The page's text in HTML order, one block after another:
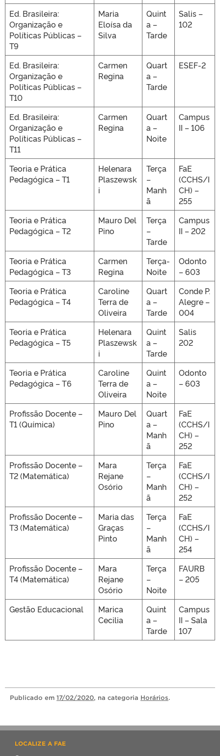
Ed. Brasileira:
Organização e
Políticas Públicas –
T9
Maria
Eloísa da
Silva
Quint
a –
Tarde
Salis –
102
Ed. Brasileira:
Organização e
Políticas Públicas –
T10
Carmen
Regina
Quart
a –
Tarde
ESEF-2
Ed. Brasileira:
Organização e
Políticas Públicas –
T11
Carmen
Regina
Quart
a –
Noite
Campus
II – 106
Teoria e Prática
Pedagógica – T1
Helenara
Plaszewsk
i
Terça
–
Manh
ã
FaE
(CCHS/I
CH) –
255
Teoria e Prática
Pedagógica – T2
Mauro Del
Pino
Terça
–
Tarde
Campus
II – 202
Teoria e Prática
Pedagógica – T3
Carmen
Regina
Terça-
Noite
Odonto
– 603
Teoria e Prática
Pedagógica – T4
Caroline
Terra de
Oliveira
Quart
a –
Tarde
Conde P.
Alegre –
004
Teoria e Prática
Pedagógica – T5
Helenara
Plaszewsk
i
Quint
a –
Tarde
Salis
202
Teoria e Prática
Pedagógica – T6
Caroline
Terra de
Oliveira
Quint
a –
Noite
Odonto
– 603
Profissão Docente –
T1 (Química)
Mauro Del
Pino
Quart
a –
Manh
ã
FaE
(CCHS/I
CH) –
252
Profissão Docente –
T2 (Matemática)
Mara
Rejane
Osório
Terça
–
Manh
ã
FaE
(CCHS/I
CH) –
252
Profissão Docente –
T3 (Matemática)
Maria das
Graças
Pinto
Terça
–
Manh
ã
FaE
(CCHS/I
CH) –
254
Profissão Docente –
T4 (Matemática)
Mara
Rejane
Osório
Terça
–
Noite
FAURB
– 205
Gestão Educacional
Marica
Cecilia
Quint
a –
Tarde
Campus
II – Sala
107
Publicado em 17/02/2020, na categoria Horários.
LOCALIZE A FAE